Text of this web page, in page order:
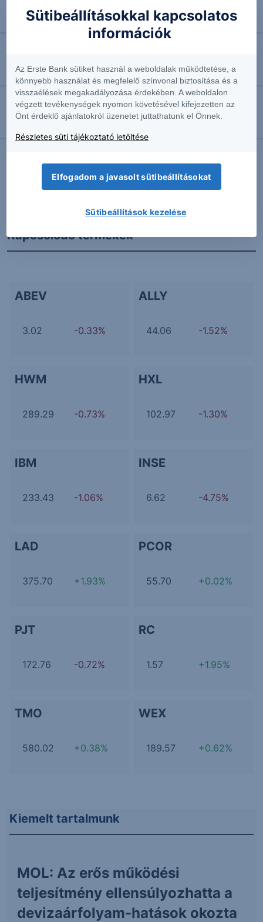
Megint emelkedésben az olaj
Emelkedő olajár ellenére emelkedik az arany
2026.08.07. 10:25
További Erste elemzések
Kapcsolódó termékek
ABEV
3.02 -0.33%
ALLY
44.06 -1.52%
HWM
289.29 -0.73%
HXL
102.97 -1.30%
IBM
233.43 -1.06%
INSE
6.62 -4.75%
LAD
375.70 +1.93%
PCOR
55.70 +0.02%
PJT
172.76 -0.72%
RC
1.57 +1.95%
TMO
580.02 +0.38%
WEX
189.57 +0.62%
Kiemelt tartalmunk
MOL: Az erős működési
teljesítmény ellensúlyozhatta a
devizaárfolyam-hatások okozta
Sütibeállításokkal kapcsolatos
információk
Az Erste Bank sütiket használ a weboldalak működtetése, a
könnyebb használat és megfelelő színvonal biztosítása és a
visszaélések megakadályozása érdekében. A weboldalon
végzett tevékenységek nyomon követésével kifejezetten az
Önt érdeklő ajánlatokról üzenetet juttathatunk el Önnek.
Részletes süti tájékoztató letöltése
Elfogadom a javasolt sütibeállításokat
Sütibeállítások kezelése